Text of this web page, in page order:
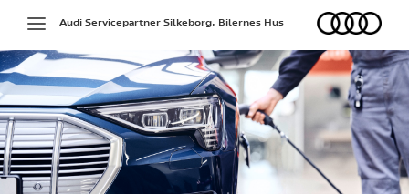
Toggle
navigation
Audi
Audi Servicepartner Silkeborg, Bilernes Hus